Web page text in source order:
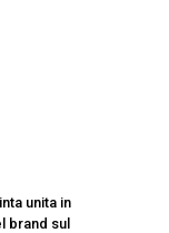
unita in
brand sul